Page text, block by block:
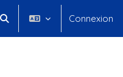
Activer/désactiver la saisie
Connexion